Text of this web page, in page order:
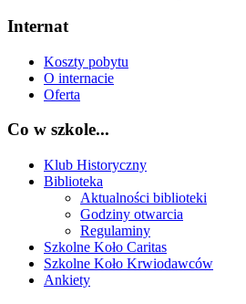
Internat
Koszty pobytu
O internacie
Oferta
Co w szkole...
Klub Historyczny
Biblioteka
Aktualności biblioteki
Godziny otwarcia
Regulaminy
Szkolne Koło Caritas
Szkolne Koło Krwiodawców
Ankiety